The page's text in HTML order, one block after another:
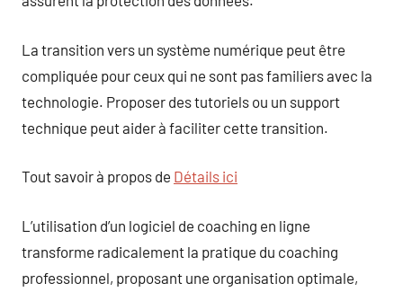
La transition vers un système numérique peut être
compliquée pour ceux qui ne sont pas familiers avec la
technologie. Proposer des tutoriels ou un support
technique peut aider à faciliter cette transition.
Tout savoir à propos de Détails ici
L’utilisation d’un logiciel de coaching en ligne
transforme radicalement la pratique du coaching
professionnel, proposant une organisation optimale,